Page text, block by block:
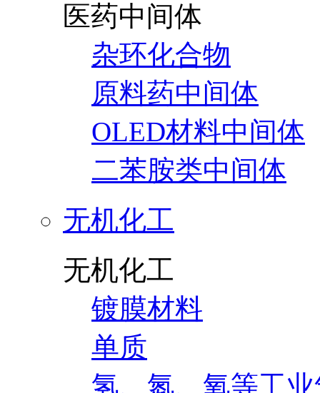
医药中间体
杂环化合物
原料药中间体
OLED材料中间体
二苯胺类中间体
无机化工
无机化工
镀膜材料
单质
氢、氮、氧等工